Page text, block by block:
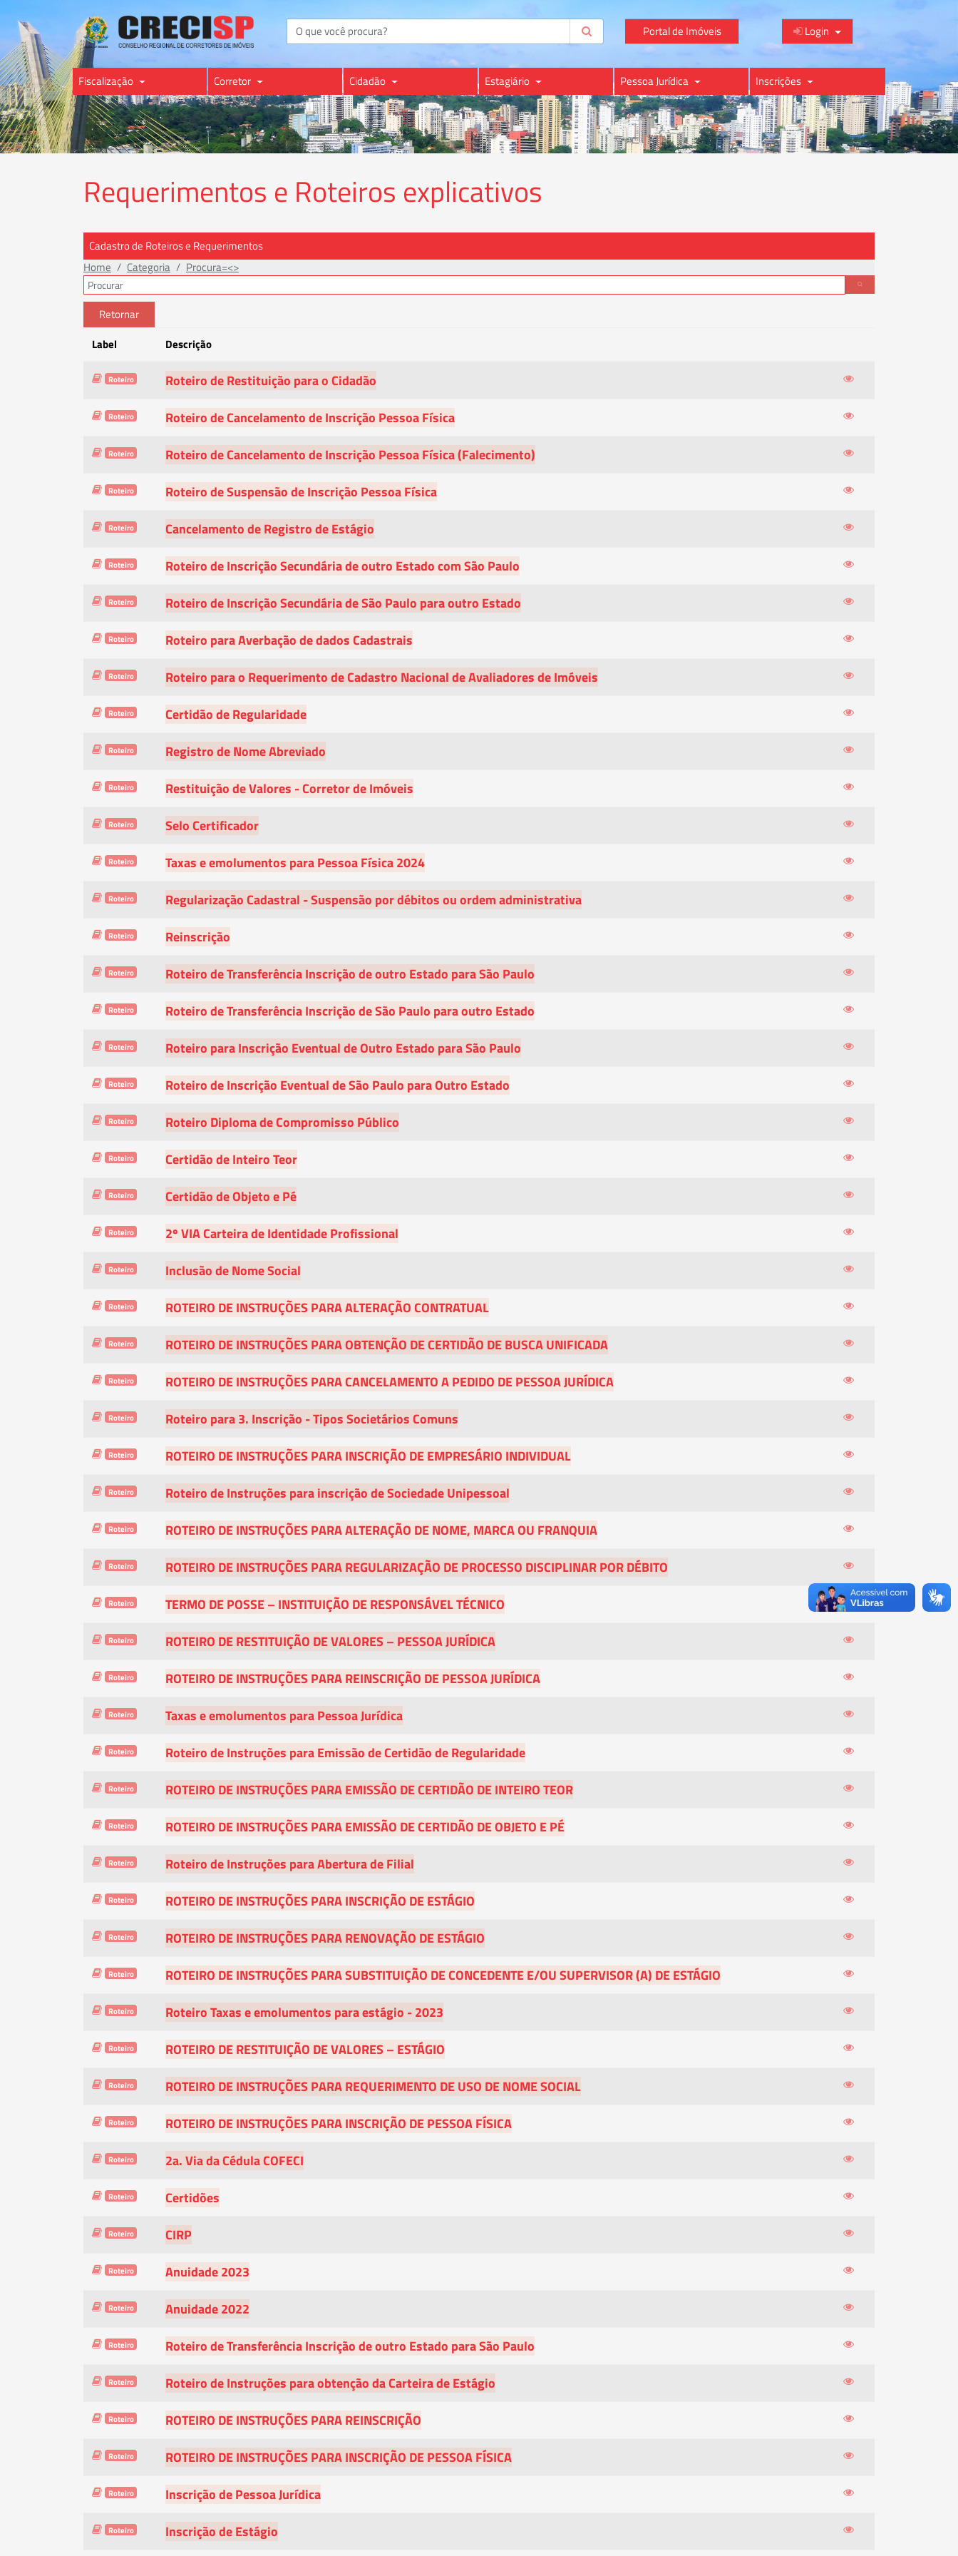
Buscar Portal de Imóveis Login
Fiscalização Corretor Cidadão Estagiário Pessoa Jurídica Inscrições
Requerimentos e Roteiros explicativos
Cadastro de Roteiros e Requerimentos
Home
Categoria Procura=<>
Retornar
Label
Descrição
Roteiro Roteiro de Restituição para o Cidadão
Roteiro Roteiro de Cancelamento de Inscrição Pessoa Física
Roteiro Roteiro de Cancelamento de Inscrição Pessoa Física (Falecimento)
Roteiro Roteiro de Suspensão de Inscrição Pessoa Física
Roteiro Cancelamento de Registro de Estágio
Roteiro Roteiro de Inscrição Secundária de outro Estado com São Paulo
Roteiro Roteiro de Inscrição Secundária de São Paulo para outro Estado
Roteiro Roteiro para Averbação de dados Cadastrais
Roteiro Roteiro para o Requerimento de Cadastro Nacional de Avaliadores de Imóveis
Roteiro Certidão de Regularidade
Roteiro Registro de Nome Abreviado
Roteiro Restituição de Valores - Corretor de Imóveis
Roteiro Selo Certificador
Roteiro Taxas e emolumentos para Pessoa Física 2024
Roteiro Regularização Cadastral - Suspensão por débitos ou ordem administrativa
Roteiro Reinscrição
Roteiro Roteiro de Transferência Inscrição de outro Estado para São Paulo
Roteiro Roteiro de Transferência Inscrição de São Paulo para outro Estado
Roteiro Roteiro para Inscrição Eventual de Outro Estado para São Paulo
Roteiro Roteiro de Inscrição Eventual de São Paulo para Outro Estado
Roteiro Roteiro Diploma de Compromisso Público
Roteiro Certidão de Inteiro Teor
Roteiro Certidão de Objeto e Pé
Roteiro 2º VIA Carteira de Identidade Profissional
Roteiro Inclusão de Nome Social
Roteiro ROTEIRO DE INSTRUÇÕES PARA ALTERAÇÃO CONTRATUAL
Roteiro ROTEIRO DE INSTRUÇÕES PARA OBTENÇÃO DE CERTIDÃO DE BUSCA UNIFICADA
Roteiro ROTEIRO DE INSTRUÇÕES PARA CANCELAMENTO A PEDIDO DE PESSOA JURÍDICA
Roteiro Roteiro para 3. Inscrição - Tipos Societários Comuns
Roteiro ROTEIRO DE INSTRUÇÕES PARA INSCRIÇÃO DE EMPRESÁRIO INDIVIDUAL
Roteiro Roteiro de Instruções para inscrição de Sociedade Unipessoal
Roteiro ROTEIRO DE INSTRUÇÕES PARA ALTERAÇÃO DE NOME, MARCA OU FRANQUIA
Roteiro ROTEIRO DE INSTRUÇÕES PARA REGULARIZAÇÃO DE PROCESSO DISCIPLINAR POR DÉBITO
Roteiro TERMO DE POSSE – INSTITUIÇÃO DE RESPONSÁVEL TÉCNICO
Roteiro ROTEIRO DE RESTITUIÇÃO DE VALORES – PESSOA JURÍDICA
Roteiro ROTEIRO DE INSTRUÇÕES PARA REINSCRIÇÃO DE PESSOA JURÍDICA
Roteiro Taxas e emolumentos para Pessoa Jurídica
Roteiro Roteiro de Instruções para Emissão de Certidão de Regularidade
Roteiro ROTEIRO DE INSTRUÇÕES PARA EMISSÃO DE CERTIDÃO DE INTEIRO TEOR
Roteiro ROTEIRO DE INSTRUÇÕES PARA EMISSÃO DE CERTIDÃO DE OBJETO E PÉ
Roteiro Roteiro de Instruções para Abertura de Filial
Roteiro ROTEIRO DE INSTRUÇÕES PARA INSCRIÇÃO DE ESTÁGIO
Roteiro ROTEIRO DE INSTRUÇÕES PARA RENOVAÇÃO DE ESTÁGIO
Roteiro ROTEIRO DE INSTRUÇÕES PARA SUBSTITUIÇÃO DE CONCEDENTE E/OU SUPERVISOR (A) DE ESTÁGIO
Roteiro Roteiro Taxas e emolumentos para estágio - 2023
Roteiro ROTEIRO DE RESTITUIÇÃO DE VALORES – ESTÁGIO
Roteiro ROTEIRO DE INSTRUÇÕES PARA REQUERIMENTO DE USO DE NOME SOCIAL
Roteiro ROTEIRO DE INSTRUÇÕES PARA INSCRIÇÃO DE PESSOA FÍSICA
Roteiro 2a. Via da Cédula COFECI
Roteiro Certidões
Roteiro CIRP
Roteiro Anuidade 2023
Roteiro Anuidade 2022
Roteiro Roteiro de Transferência Inscrição de outro Estado para São Paulo
Roteiro Roteiro de Instruções para obtenção da Carteira de Estágio
Roteiro ROTEIRO DE INSTRUÇÕES PARA REINSCRIÇÃO
Roteiro ROTEIRO DE INSTRUÇÕES PARA INSCRIÇÃO DE PESSOA FÍSICA
Roteiro Inscrição de Pessoa Jurídica
Roteiro Inscrição de Estágio